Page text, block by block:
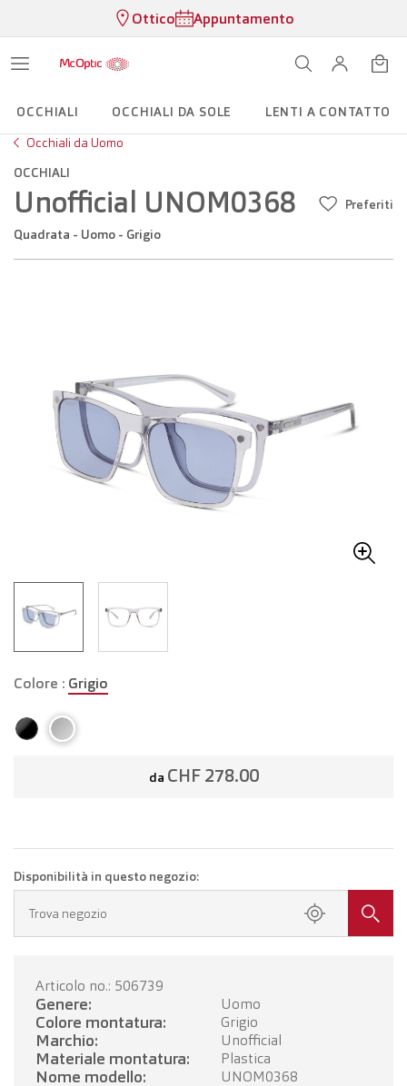
Ottico Appuntamento
OCCHIALI OCCHIALI DA SOLE
LENTI A CONTATTO
Occhiali da Uomo
OCCHIALI
Unofficial UNOM0368
Quadrata - Uomo - Grigio
Preferiti
Colore : Grigio
da CHF 278.00
Disponibilità in questo negozio:
Trova negozio
Articolo no.: 506739
Genere: Uomo
Colore montatura: Grigio
Marchio: Unofficial
Materiale montatura: Plastica
Nome modello: UNOM0368